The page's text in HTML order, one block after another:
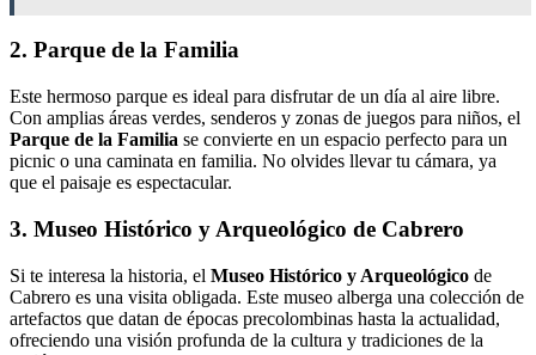
2. Parque de la Familia
Este hermoso parque es ideal para disfrutar de un día al aire libre.
Con amplias áreas verdes, senderos y zonas de juegos para niños, el
Parque de la Familia se convierte en un espacio perfecto para un
picnic o una caminata en familia. No olvides llevar tu cámara, ya
que el paisaje es espectacular.
3. Museo Histórico y Arqueológico de Cabrero
Si te interesa la historia, el Museo Histórico y Arqueológico de
Cabrero es una visita obligada. Este museo alberga una colección de
artefactos que datan de épocas precolombinas hasta la actualidad,
ofreciendo una visión profunda de la cultura y tradiciones de la